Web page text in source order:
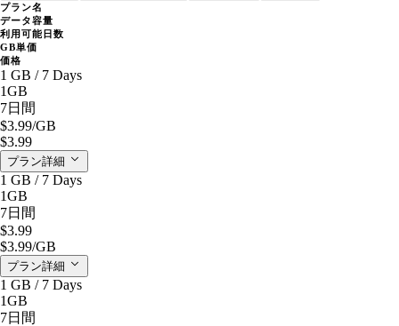
プラン名
データ容量
利用可能日数
GB単価
価格
1 GB / 7 Days
1GB
7日間
$3.99/GB
$3.99
プラン詳細
1 GB / 7 Days
1GB
7日間
$3.99
$3.99/GB
プラン詳細
1 GB / 7 Days
1GB
7日間